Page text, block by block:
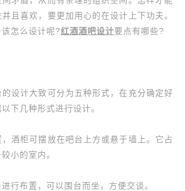
且喜欢，要更加用心的在设计上下功夫。
怎么设计呢?红酒酒吧设计要点有哪些?
计大致可分为五种形式，在充分确定好
下几种形式进行设计。
柜可摆放在吧台上方或悬于墙上。它占
小的室内。
布置，可以围台而坐，方便交谈。